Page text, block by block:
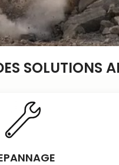
SOLUTIONS